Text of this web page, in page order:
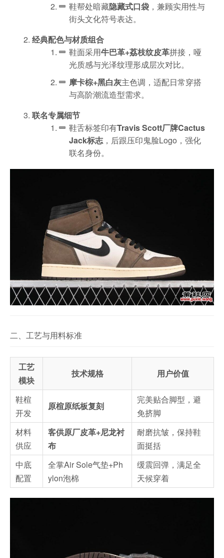
鞋帮处暗藏隐藏式口袋 ，兼顾实用性与
街头文化符号表达。
经典配色与材质组合
鞋面采用牛巴革+荔枝纹皮革拼接，哑
光质感与光泽纹理形成层次对比。
摩卡棕+黑白灰主色调，适配日常穿搭
与高阶潮流造型需求。
联名专属细节
鞋舌标签印有Travis Scott厂牌Cactus
Jack标志，后跟压印鬼脸Logo，强化
联名身份。
二、工艺与用料标准
工艺
模块
技术规格 用户价值
鞋楦
开发
原楦原纸板复刻
完美贴合脚型，避
免挤脚
材料
供应
客供原厂皮革+尼龙衬
布
耐磨抗皱，保持鞋
面挺括
中底
配置
全掌Air Sole气垫+Ph
ylon泡棉
缓震回弹，满足全
天候穿着